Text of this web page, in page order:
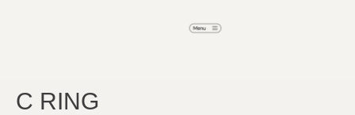
C RING